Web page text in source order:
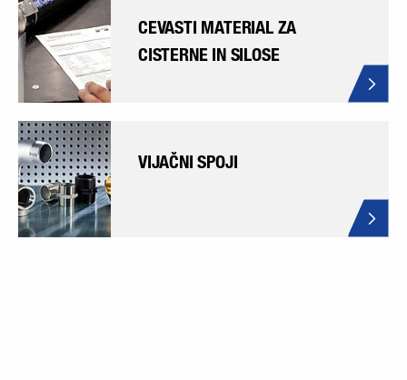
CEVASTI MATERIAL ZA
CISTERNE IN SILOSE
VIJAČNI SPOJI